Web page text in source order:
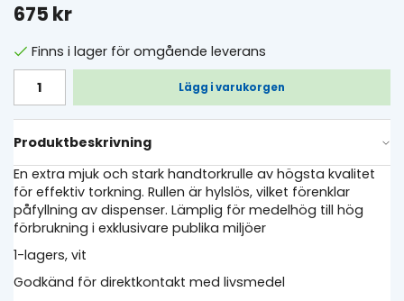
675 kr
Finns i lager för omgående leverans
Lägg i varukorgen
Produktbeskrivning
En extra mjuk och stark handtorkrulle av högsta kvalitet
för effektiv torkning. Rullen är hylslös, vilket förenklar
påfyllning av dispenser. Lämplig för medelhög till hög
förbrukning i exklusivare publika miljöer
1-lagers, vit
Godkänd för direktkontakt med livsmedel